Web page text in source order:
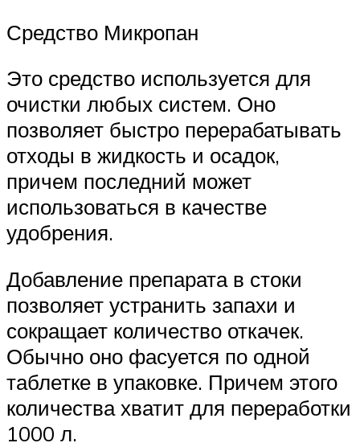
Средство Микропан
Это средство используется для
очистки любых систем. Оно
позволяет быстро перерабатывать
отходы в жидкость и осадок,
причем последний может
использоваться в качестве
удобрения.
Добавление препарата в стоки
позволяет устранить запахи и
сокращает количество откачек.
Обычно оно фасуется по одной
таблетке в упаковке. Причем этого
количества хватит для переработки
1000 л.